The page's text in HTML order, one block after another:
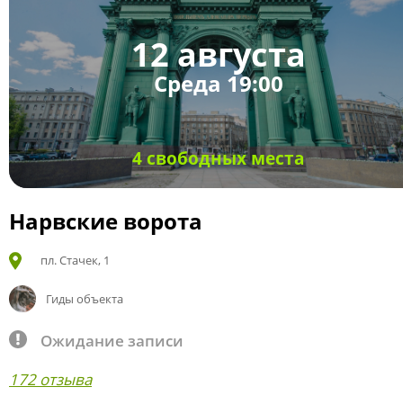
12 августа
Среда 19:00
4 свободных места
Нарвские ворота
пл. Стачек, 1
Гиды объекта
Ожидание записи
172 отзыва